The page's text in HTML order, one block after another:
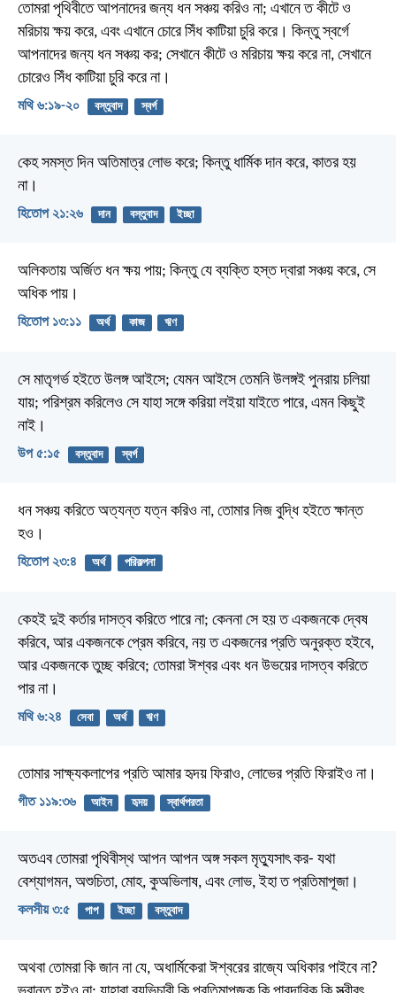
তোমরা পৃথিবীতে আপনাদের জন্য ধন সঞ্চয় করিও না; এখানে ত কীটে ও
মরিচায় ক্ষয় করে, এবং এখানে চোরে সিঁধ কাটিয়া চুরি করে। কিন্তু স্বর্গে
আপনাদের জন্য ধন সঞ্চয় কর; সেখানে কীটে ও মরিচায় ক্ষয় করে না, সেখানে
চোরেও সিঁধ কাটিয়া চুরি করে না।
মথি ৬:১৯-২০ বস্তুবাদ স্বর্গ
কেহ সমস্ত দিন অতিমাত্র লোভ করে; কিন্তু ধার্মিক দান করে, কাতর হয়
না।
হিতোপ ২১:২৬ দান বস্তুবাদ ইচ্ছা
অলিকতায় অর্জিত ধন ক্ষয় পায়; কিন্তু যে ব্যক্তি হস্ত দ্বারা সঞ্চয় করে, সে
অধিক পায়।
হিতোপ ১৩:১১ অর্থ কাজ ঋণ
সে মাতৃগর্ভ হইতে উলঙ্গ আইসে; যেমন আইসে তেমনি উলঙ্গই পুনরায় চলিয়া
যায়; পরিশ্রম করিলেও সে যাহা সঙ্গে করিয়া লইয়া যাইতে পারে, এমন কিছুই
নাই।
উপ ৫:১৫ বস্তুবাদ স্বর্গ
ধন সঞ্চয় করিতে অত্যন্ত যত্ন করিও না, তোমার নিজ বুদ্ধি হইতে ক্ষান্ত
হও।
হিতোপ ২৩:৪ অর্থ পরিকল্পনা
কেহই দুই কর্তার দাসত্ব করিতে পারে না; কেননা সে হয় ত একজনকে দ্বেষ
করিবে, আর একজনকে প্রেম করিবে, নয় ত একজনের প্রতি অনুরক্ত হইবে,
আর একজনকে তুচ্ছ করিবে; তোমরা ঈশ্বর এবং ধন উভয়ের দাসত্ব করিতে
পার না।
মথি ৬:২৪ সেবা অর্থ ঋণ
তোমার সাক্ষ্যকলাপের প্রতি আমার হৃদয় ফিরাও, লোভের প্রতি ফিরাইও না।
গীত ১১৯:৩৬ আইন হৃদয় স্বার্থপরতা
অতএব তোমরা পৃথিবীস্থ আপন আপন অঙ্গ সকল মৃত্যুসাৎ কর- যথা
বেশ্যাগমন, অশুচিতা, মোহ, কুঅভিলাষ, এবং লোভ, ইহা ত প্রতিমাপূজা।
কলসীয় ৩:৫ পাপ ইচ্ছা বস্তুবাদ
অথবা তোমরা কি জান না যে, অধার্মিকেরা ঈশ্বরের রাজ্যে অধিকার পাইবে না?